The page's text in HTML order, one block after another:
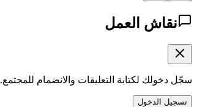
نقاش العمل
سجّل دخولك لكتابة التعليقات والانضمام للمجتمع.
تسجيل الدخول